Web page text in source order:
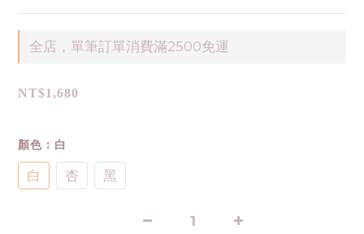
全店，單筆訂單消費滿2500免運
NT$1,680
顏色 : 白
白 杏 黑